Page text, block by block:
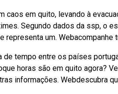
em quito, levando à
Segundo dados da ssp, o
um. Webacompanhe
tempo entre os países
horas são em quito agora?
informações. Webdescubra